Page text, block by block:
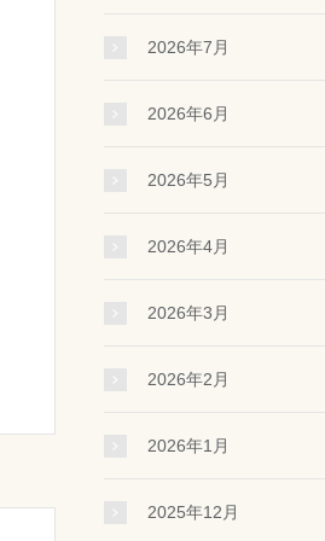
2026年7月
2026年6月
2026年5月
2026年4月
2026年3月
2026年2月
2026年1月
2025年12月